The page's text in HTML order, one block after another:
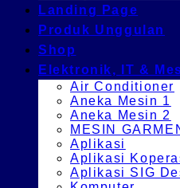
Landing Page
Produk Unggulan
Shop
Elektronik, IT &
Air Conditioner
Aneka Mesin 1
Aneka Mesin 2
MESIN
Aplikasi
Aplikasi
Aplikasi SIG